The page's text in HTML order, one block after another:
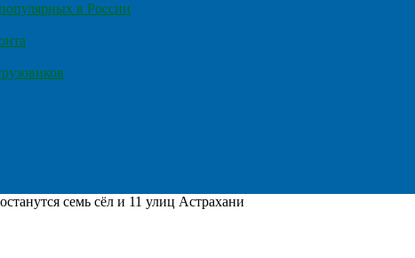
в России
семь сёл и 11 улиц Астрахани